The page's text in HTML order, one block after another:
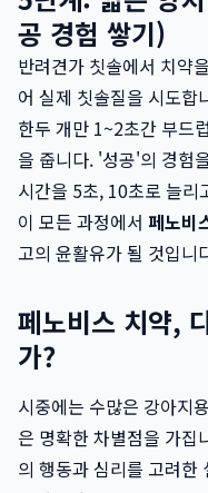
공 경험 쌓기)
반려견가 칫솔에서 치약
어 실제 칫솔질을 시도합
한두 개만 1~2초간 부드
을 줍니다. '성공'의 경험
시간을 5초, 10초로 늘리
이 모든 과정에서 페노비
고의 윤활유가 될 것입니
페노비스 치약,
가?
시중에는 수많은 강아지
은 명확한 차별점을 가집
의 행동과 심리를 고려한